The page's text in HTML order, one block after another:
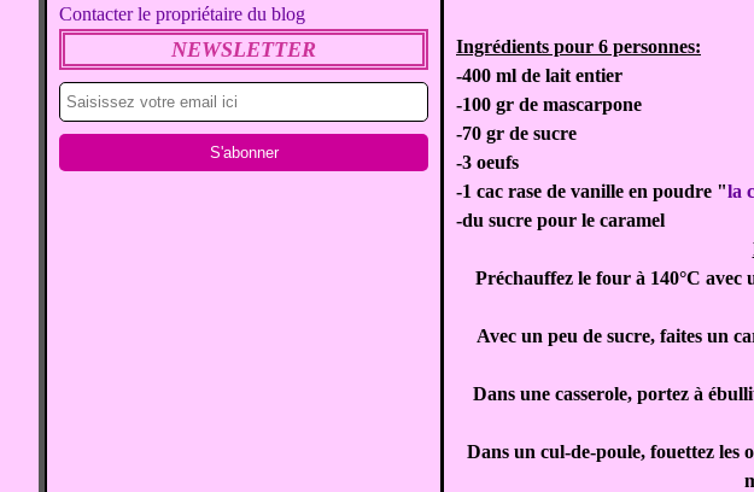
Contacter le propriétaire du blog
NEWSLETTER
Ingrédients pour 6 personnes:
-400 ml de lait entier
-100 gr de mascarpone
-70 gr de sucre
-3 oeufs
-1 cac rase de vanille en poudre "la
-du sucre pour le caramel
Préchauffez le four à 140°C
Avec un peu de sucre, faites un
Dans une casserole, portez à
Dans un cul-de-poule, fouettez les